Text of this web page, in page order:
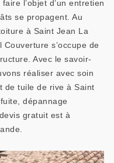
l’objet d’un entretien
se propagent. Au
à Saint Jean La
s’occupe de
Avec le savoir-
réaliser avec soin
de tuile de rive à Saint
dépannage
gratuit est à